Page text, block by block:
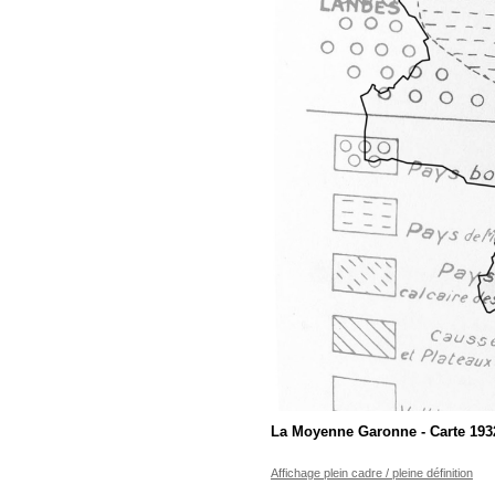
La Moyenne Garonne - Carte
Affichage plein cadre / pleine définition